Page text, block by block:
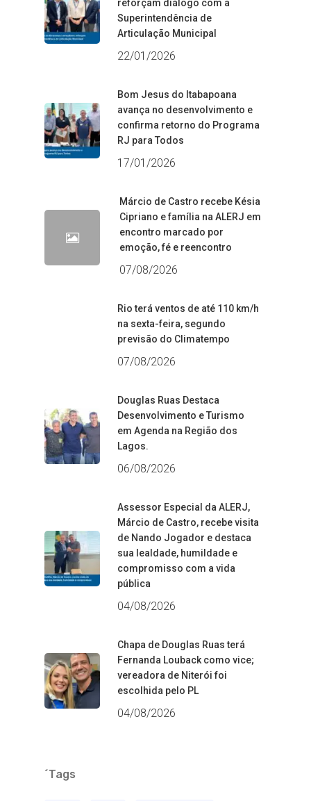
reforçam diálogo com a
Superintendência de
Articulação Municipal
22/01/2026
Bom Jesus do Itabapoana
avança no desenvolvimento e
confirma retorno do Programa
RJ para Todos
17/01/2026
Márcio de Castro recebe Késia
Cipriano e família na ALERJ em
encontro marcado por
emoção, fé e reencontro
07/08/2026
Rio terá ventos de até 110 km/h
na sexta-feira, segundo
previsão do Climatempo
07/08/2026
Douglas Ruas Destaca
Desenvolvimento e Turismo
em Agenda na Região dos
Lagos.
06/08/2026
Assessor Especial da ALERJ,
Márcio de Castro, recebe visita
de Nando Jogador e destaca
sua lealdade, humildade e
compromisso com a vida
pública
04/08/2026
Chapa de Douglas Ruas terá
Fernanda Louback como vice;
vereadora de Niterói foi
escolhida pelo PL
04/08/2026
´Tags